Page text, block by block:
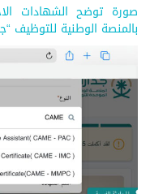
صورة توضح الشهادات
بالمنصة الوطنية للتوظيف